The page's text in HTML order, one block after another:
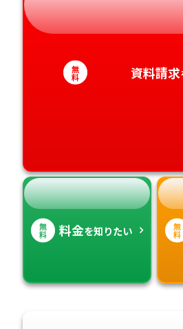
静岡県
愛知県
和歌山県
徳島県
香川県
大分県
宮崎県
無
料 資料請求
無
料 料金を知りたい 無
料